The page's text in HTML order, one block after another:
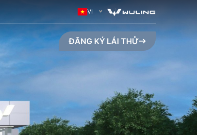
VI
ĐĂNG KÝ LÁI THỬ